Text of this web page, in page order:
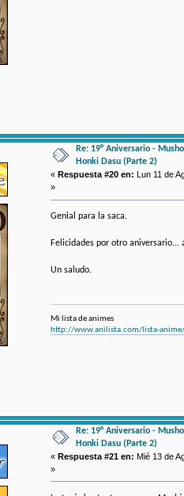
Re: 19° Aniversario -
Honki Dasu (Parte 2)
«Respuesta #20 en: Lun 11 de
»
Genial para la saca.
Felicidades por otro aniversario...
Un saludo.
Mi lista de animes
http://www.anilista.com/lista-
Re: 19° Aniversario -
Honki Dasu (Parte 2)
«Respuesta #21 en: Mié 13 de
»